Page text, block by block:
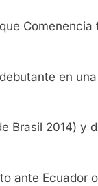
Comenencia
en
Brasil 2014) y
ante Ecuador